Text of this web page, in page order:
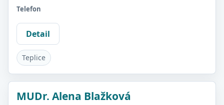
Telefon
Detail
Teplice
MUDr. Alena Blažková